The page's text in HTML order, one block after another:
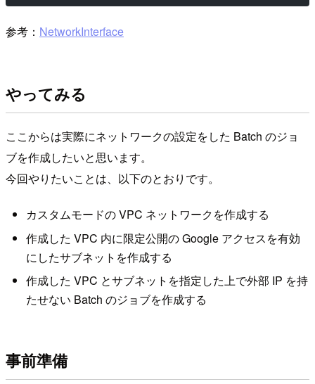
参考： NetworkInterface
やってみる
ここからは実際にネットワークの設定をした Batch のジョ
ブを作成したいと思います。
今回やりたいことは、以下のとおりです。
カスタムモードの VPC ネットワークを作成する
作成した VPC 内に限定公開の Google アクセスを有効
にしたサブネットを作成する
作成した VPC とサブネットを指定した上で外部 IP を持
たせない Batch のジョブを作成する
事前準備